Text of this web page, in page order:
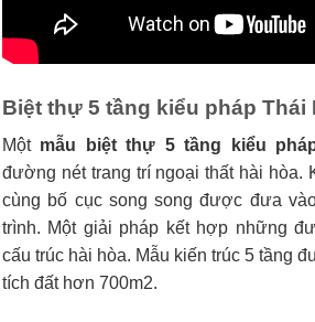
Biệt thự 5 tầng kiểu pháp Thái
Một mẫu biệt thự 5 tầng kiểu
đường nét trang trí ngoại thất hài hòa.
cùng bố cục song song được đưa
trình. Một giải pháp kết hợp những
cấu trúc hài hòa. Mẫu kiến trúc 5 tầng
tích đất hơn 700m2.